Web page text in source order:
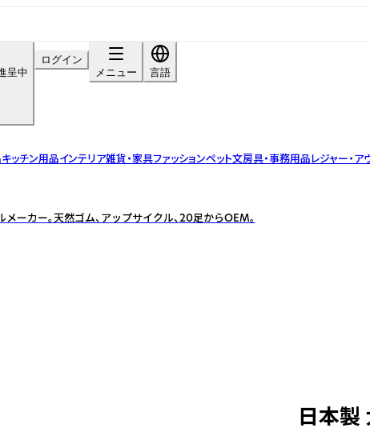
呈中
ログイン
メニュー
言語
キッチン用品インテリア雑貨・家具ファッションペット文房具・事務用品レジャー・ア
ーカー。天然ゴム、アップサイクル、20足からOEM。
日本製